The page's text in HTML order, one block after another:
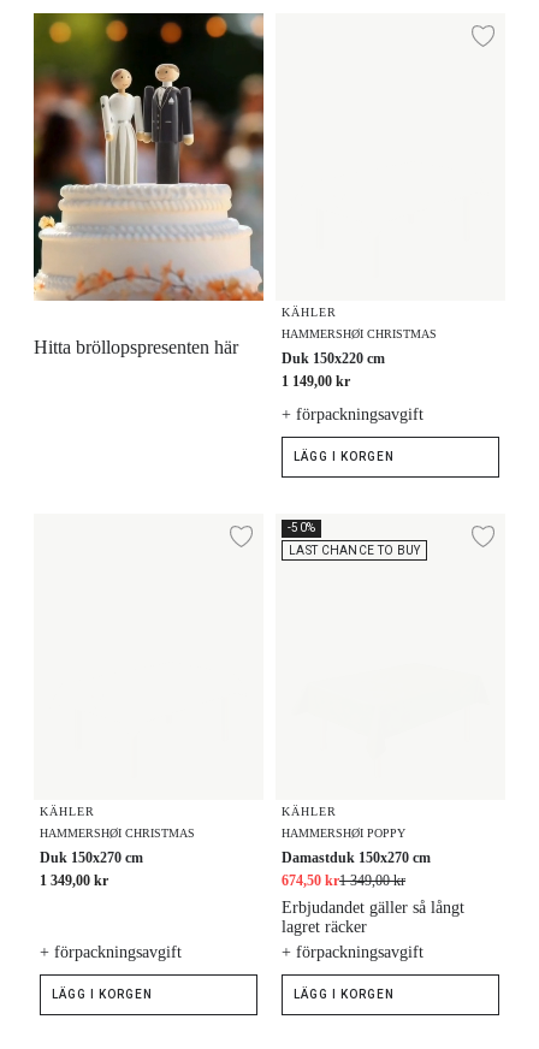
Hitta bröllopspresenten här
KÄHLER
HAMMERSHØI CHRISTMAS
Duk 150x220 cm
1 149,00 kr
+ förpackningsavgift
LÄGG I KORGEN
Lägg till i önskelista
KÄHLER
HAMMERSHØI CHRISTMAS
Duk 150x270 cm
1 349,00 kr
+ förpackningsavgift
LÄGG I KORGEN
Damastduk 150x270 cm
-50%
LAST CHANCE TO BUY
KÄHLER
HAMMERSHØI POPPY
Damastduk 150x270 cm
674,50 kr1 349,00 kr
+ förpackningsavgift
Erbjudandet gäller så långt
lagret räcker
LÄGG I KORGEN